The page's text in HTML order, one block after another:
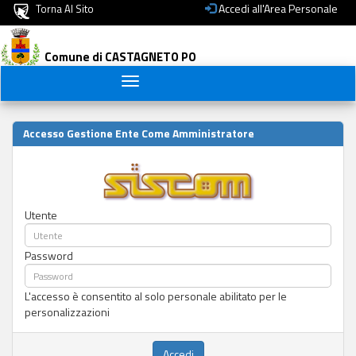
Torna Al Sito Accedi all'Area Personale
Comune di CASTAGNETO PO
Toggle
navigation
Accesso Gestione Ente Come Amministratore
Utente
Password
L'accesso è consentito al solo personale abilitato per le
personalizzazioni